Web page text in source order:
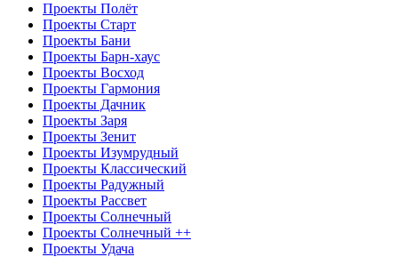
Проекты Полёт
Проекты Старт
Проекты Бани
Проекты Барн-хаус
Проекты Восход
Проекты Гармония
Проекты Дачник
Проекты Заря
Проекты Зенит
Проекты Изумрудный
Проекты Классический
Проекты Радужный
Проекты Рассвет
Проекты Солнечный
Проекты Солнечный ++
Проекты Удача